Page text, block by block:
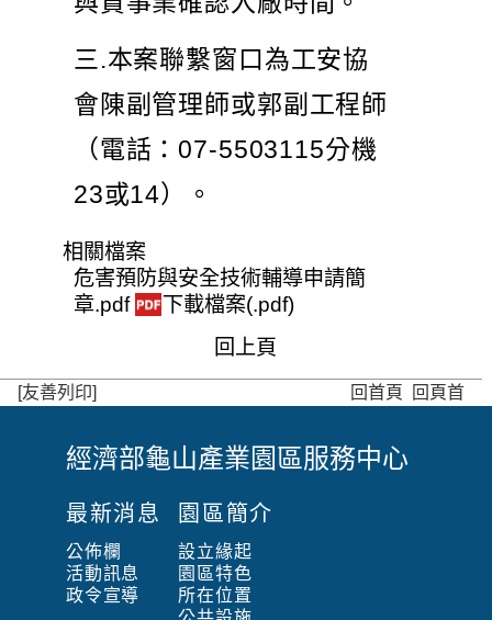
三.本案聯繫窗口為工安協
會陳副管理師或郭副工程師
（電話：07-5503115分機
23或14）。
相關檔案
危害預防與安全技術輔導申請簡
章.pdf
下載檔案(.pdf)
回上頁
[友善列印] 回首頁 回頁首
:
:
經濟部龜山產業園區服務中心
最新消息
公佈欄
活動訊息
政令宣導
園區簡介
設立緣起
園區特色
所在位置